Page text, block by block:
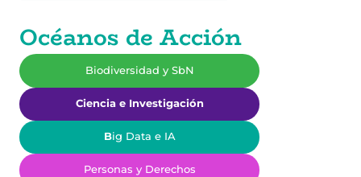
Océanos de Acción
Biodiversidad y SbN
Ciencia e Investigación
Big Data e IA
Personas y Derechos